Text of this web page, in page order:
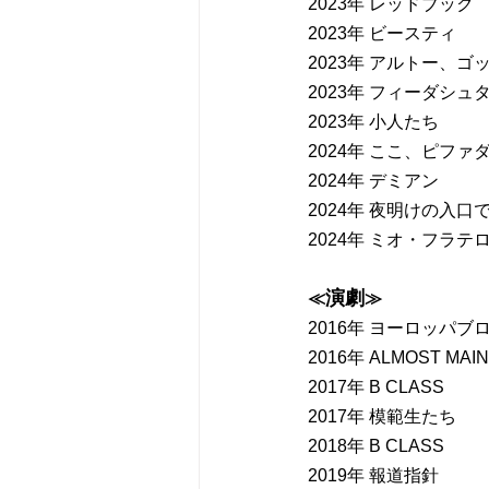
2023年 レッドブック
2023年 ビースティ
2023年 アルトー、ゴ
2023年 フィーダシュ
2023年 小人たち
2024年 ここ、ピファ
2024年 デミアン
2024年 夜明けの入口
2024年 ミオ・フラテロ
≪演劇≫
2016年 ヨーロッパブ
2016年 ALMOST
2017年 B CLASS
2017年 模範生たち
2018年 B CLASS
2019年 報道指針